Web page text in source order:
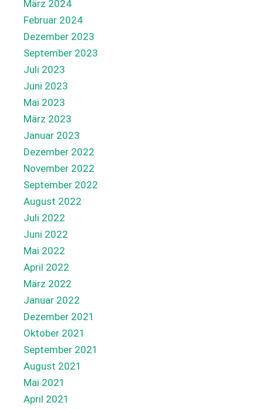
März 2024
Februar 2024
Dezember 2023
September 2023
Juli 2023
Juni 2023
Mai 2023
März 2023
Januar 2023
Dezember 2022
November 2022
September 2022
August 2022
Juli 2022
Juni 2022
Mai 2022
April 2022
März 2022
Januar 2022
Dezember 2021
Oktober 2021
September 2021
August 2021
Mai 2021
April 2021